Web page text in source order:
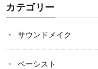
カテゴリー
サウンドメイク
ベーシスト